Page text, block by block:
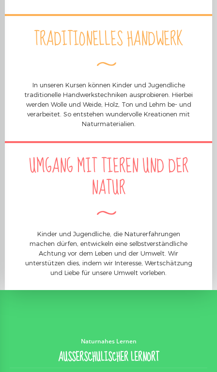
TRADITIONELLES HANDWERK
In unseren Kursen können Kinder und Jugendliche
traditionelle Handwerkstechniken ausprobieren. Hierbei
werden Wolle und Weide, Holz, Ton und Lehm be- und
verarbeitet. So entstehen wundervolle Kreationen mit
Naturmaterialien.
UMGANG MIT TIEREN UND DER
NATUR
Kinder und Jugendliche, die Naturerfahrungen
machen dürfen, entwickeln eine selbstverständliche
Achtung vor dem Leben und der Umwelt. Wir
unterstützen dies, indem wir Interesse, Wertschätzung
und Liebe für unsere Umwelt vorleben.
Naturnahes Lernen
AUSSERSCHULISCHER LERNORT